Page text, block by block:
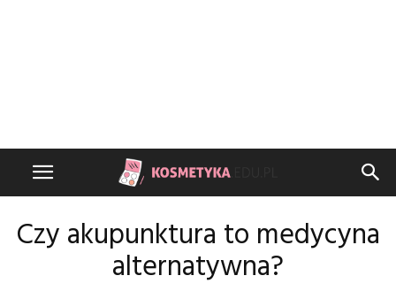
Czy akupunktura to medycyna
alternatywna?